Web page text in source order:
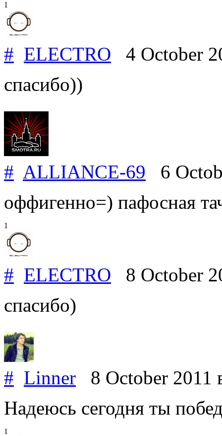
1
# ELECTRO 4 October
спасибо))
# ALLIANCE-69 6
оффигенно=) пафосная
1
# ELECTRO 8 October
спасибо)
# Linner 8 October 2011
Надеюсь сегодня ты
1